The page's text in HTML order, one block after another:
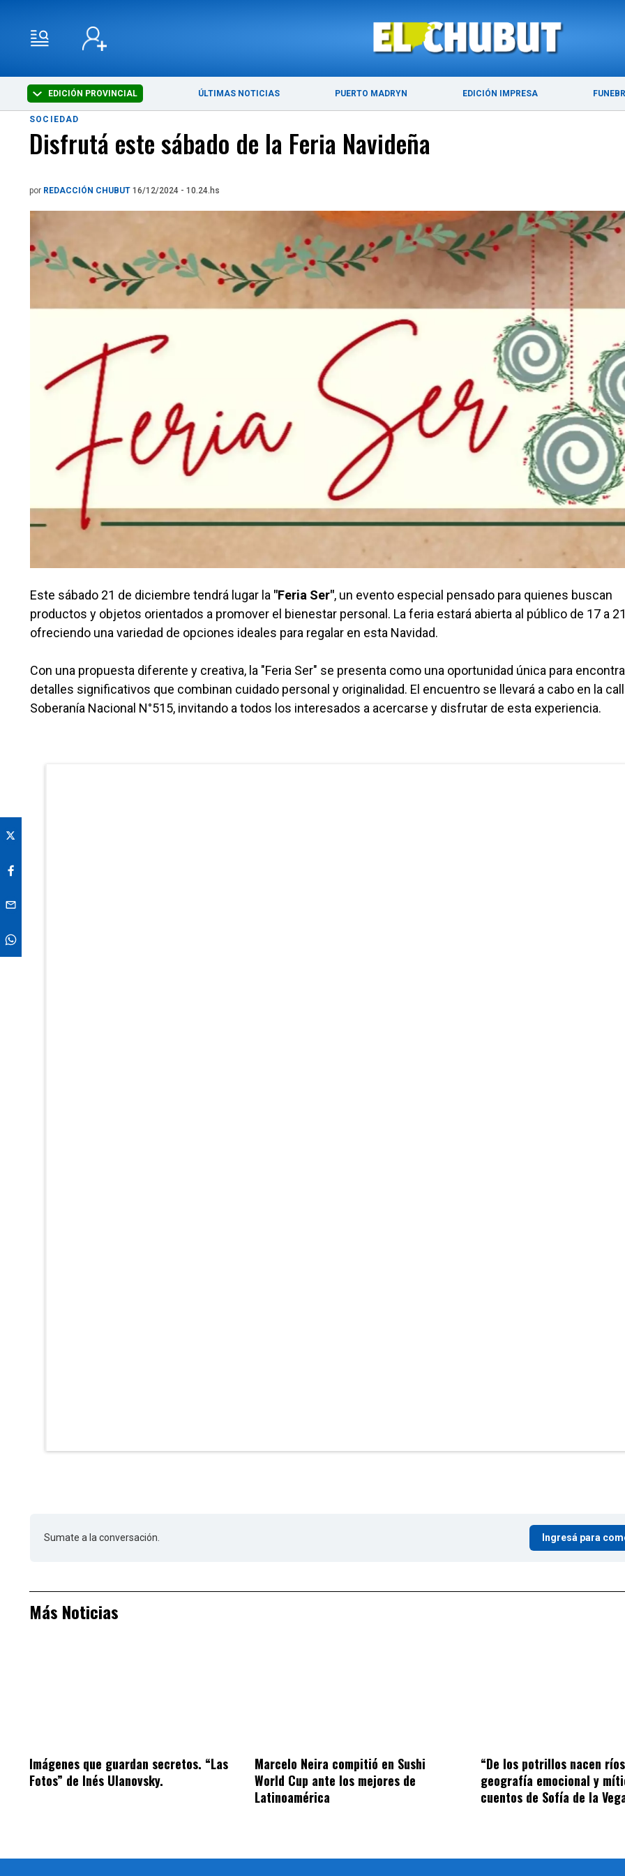
EDICIÓN PROVINCIAL ÚLTIMAS NOTICIAS PUERTO MADRYN EDICIÓN IMPRESA
ÚLTIMAS NOTICIAS PUERTO MADRYN
SOCIEDAD
Disfrutá este sábado de la Feria Navideña
por REDACCIÓN CHUBUT 16/12/2024 - 10.24.hs
Este sábado 21 de diciembre tendrá lugar la "Feria Ser", un evento especial pensado para quienes buscan
productos y objetos orientados a promover el bienestar personal. La feria estará abierta al público de 17 a
ofreciendo una variedad de opciones ideales para regalar en esta Navidad.
Con una propuesta diferente y creativa, la "Feria Ser" se presenta como una oportunidad única para
detalles significativos que combinan cuidado personal y originalidad. El encuentro se llevará a cabo en la
Soberanía Nacional N°515, invitando a todos los interesados a acercarse y disfrutar de esta experiencia.
Sumate a la conversación. Ingresá para
Más Noticias
Imágenes que guardan secretos. “Las
Fotos” de Inés Ulanovsky.
Marcelo Neira compitió en Sushi
World Cup ante los mejores de
Latinoamérica
“De los potrillos nacen
geografía emocional y
cuentos de Sofía de la